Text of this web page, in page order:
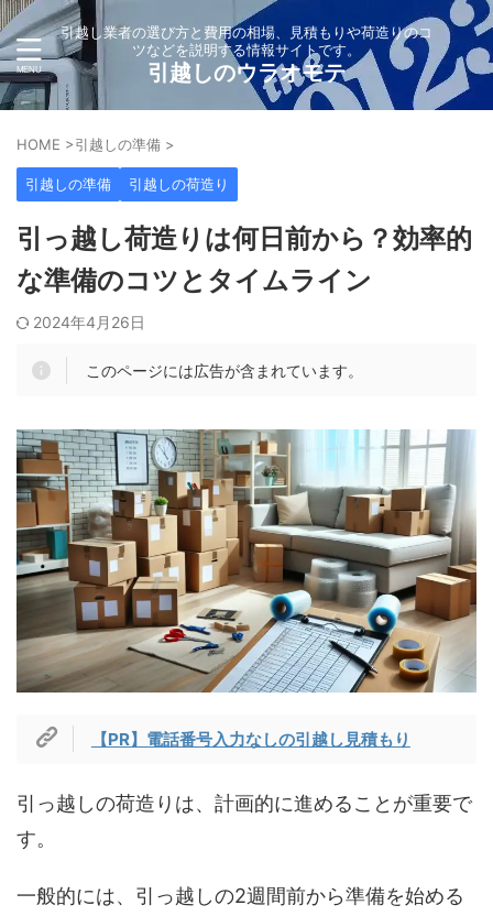
引越し業者の選び方と費用の相場、見積もりや荷造りのコ
ツなどを説明する情報サイトです。
引越しのウラオモテ
HOME >引越しの準備 >
引越しの準備 引越しの荷造り
引っ越し荷造りは何日前から？効率的
な準備のコツとタイムライン
2024年4月26日
このページには広告が含まれています。
【PR】電話番号入力なしの引越し見積もり
引っ越しの荷造りは、計画的に進めることが重要で
す。
一般的には、引っ越しの2週間前から準備を始める